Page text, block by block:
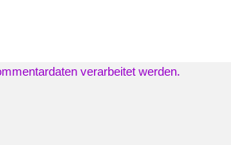
verarbeitet werden.